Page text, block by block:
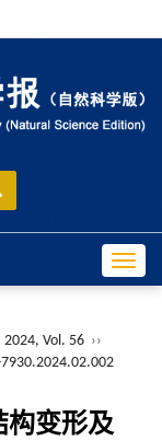
2024, Vol. 56 ››
构变形及